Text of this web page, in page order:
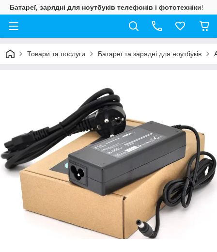
Батареї, зарядні для ноутбуків телефонів і фототехніки!
Товари та послуги Батареї та зарядні для ноутбуків